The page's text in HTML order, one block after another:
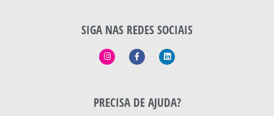
SIGA NAS REDES SOCIAIS
PRECISA DE AJUDA?